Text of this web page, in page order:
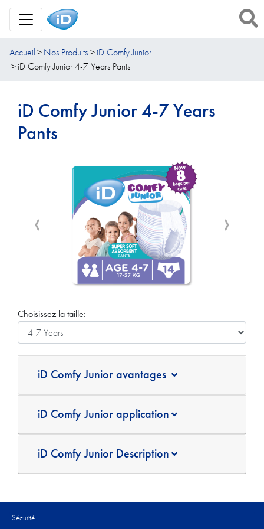
Toggle Navigation
Accueil Nos Produits
iD Comfy Junior
iD Comfy Junior 4-7 Years Pants
iD Comfy Junior 4-7 Years
Pants
Choisissez la taille:
iD Comfy Junior avantages
iD Comfy Junior application
iD Comfy Junior Description
Sécurité